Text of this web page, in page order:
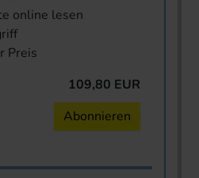
online lesen
Preis
109,80 EUR
Abonnieren